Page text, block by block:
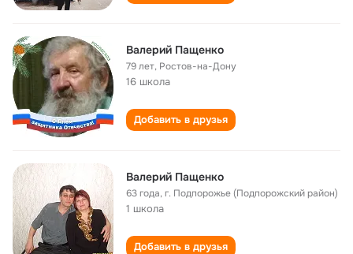
Валерий Пащенко
79 лет, Ростов-на-Дону
16 школа
Добавить в друзья
Валерий Пащенко
63 года,г. Подпорожье (Подпорожский район)
1 школа
Добавить в друзья